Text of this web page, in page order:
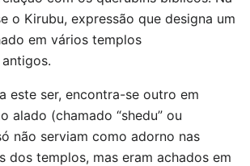
o Kirubu, expressão que designa um
em vários templos
este ser, encontra-se outro em
alado (chamado “shedu” ou
não serviam como adorno nas
dos templos, mas eram achados em